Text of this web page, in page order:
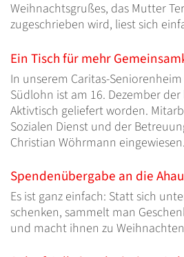
Weihnachtsgrußes, das Mutter
zugeschrieben wird, liest sich
Ein Tisch für mehr
In unserem Caritas-
Südlohn ist am 16. Dezember
Aktivtisch geliefert worden.
Sozialen Dienst und der
Christian Wöhrmann
Spendenübergabe an die
Es ist ganz einfach: Statt sich
schenken, sammelt man
und macht ihnen zu